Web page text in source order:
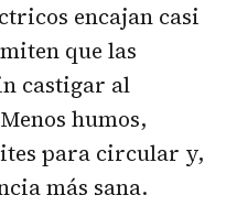
encajan casi
que las
castigar al
humos,
para circular y,
más sana.